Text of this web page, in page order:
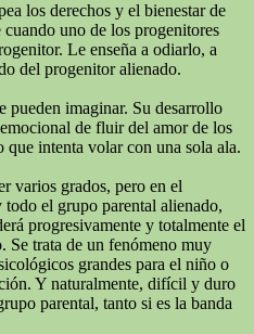
los derechos y el bienestar de
uno de los progenitores
Le enseña a odiarlo, a
del progenitor alienado.
pueden imaginar. Su desarrollo
de fluir del amor de los
intenta volar con una sola ala.
varios grados, pero en el
el grupo parental alienado,
progresivamente y totalmente el
Se trata de un fenómeno muy
grandes para el niño o
Y naturalmente, difícil y duro
parental, tanto si es la banda